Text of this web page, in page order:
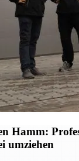
Hamm:
umziehen